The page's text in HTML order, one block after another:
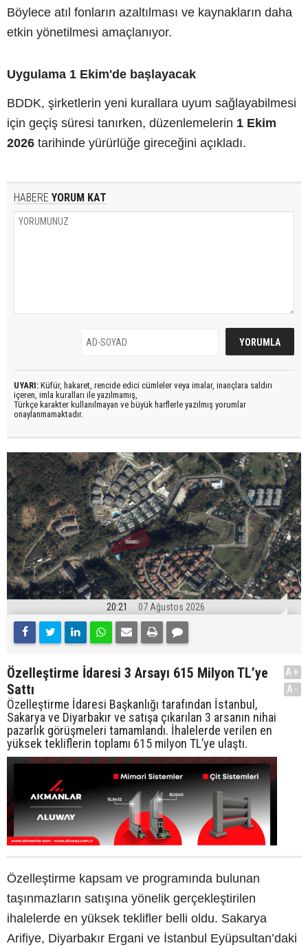
Böylece atıl fonların azaltılması ve kaynakların daha
etkin yönetilmesi amaçlanıyor.
Uygulama 1 Ekim'de başlayacak
BDDK, şirketlerin yeni kurallara uyum sağlayabilmesi
için geçiş süresi tanırken, düzenlemelerin 1 Ekim
2026 tarihinde yürürlüğe gireceğini açıkladı.
HABERE YORUM KAT
UYARI: Küfür, hakaret, rencide edici cümleler veya imalar, inançlara saldırı
içeren, imla kuralları ile yazılmamış,
Türkçe karakter kullanılmayan ve büyük harflerle yazılmış yorumlar
onaylanmamaktadır.
20:21 07 Ağustos 2026
Özelleştirme İdaresi 3 Arsayı 615 Milyon TL’ye
Sattı
Özelleştirme İdaresi Başkanlığı tarafından İstanbul,
Sakarya ve Diyarbakır ve satışa çıkarılan 3 arsanın nihai
pazarlık görüşmeleri tamamlandı. İhalelerde verilen en
yüksek tekliflerin toplamı 615 milyon TL’ye ulaştı.
A+
A-
Özelleştirme kapsam ve programında bulunan
taşınmazların satışına yönelik gerçekleştirilen
ihalelerde en yüksek teklifler belli oldu. Sakarya
Arifiye, Diyarbakır Ergani ve İstanbul Eyüpsultan’daki